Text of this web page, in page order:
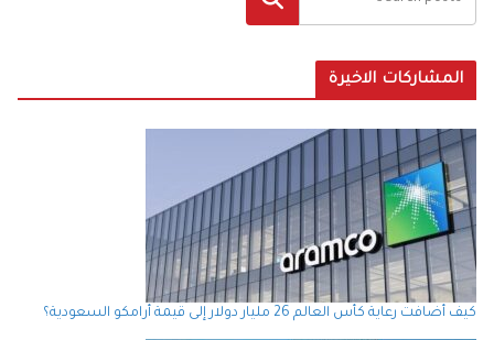
المشاركات الاخيرة
كيف أضافت رعاية كأس العالم 26 مليار دولار إلى قيمة أرامكو السعودية؟